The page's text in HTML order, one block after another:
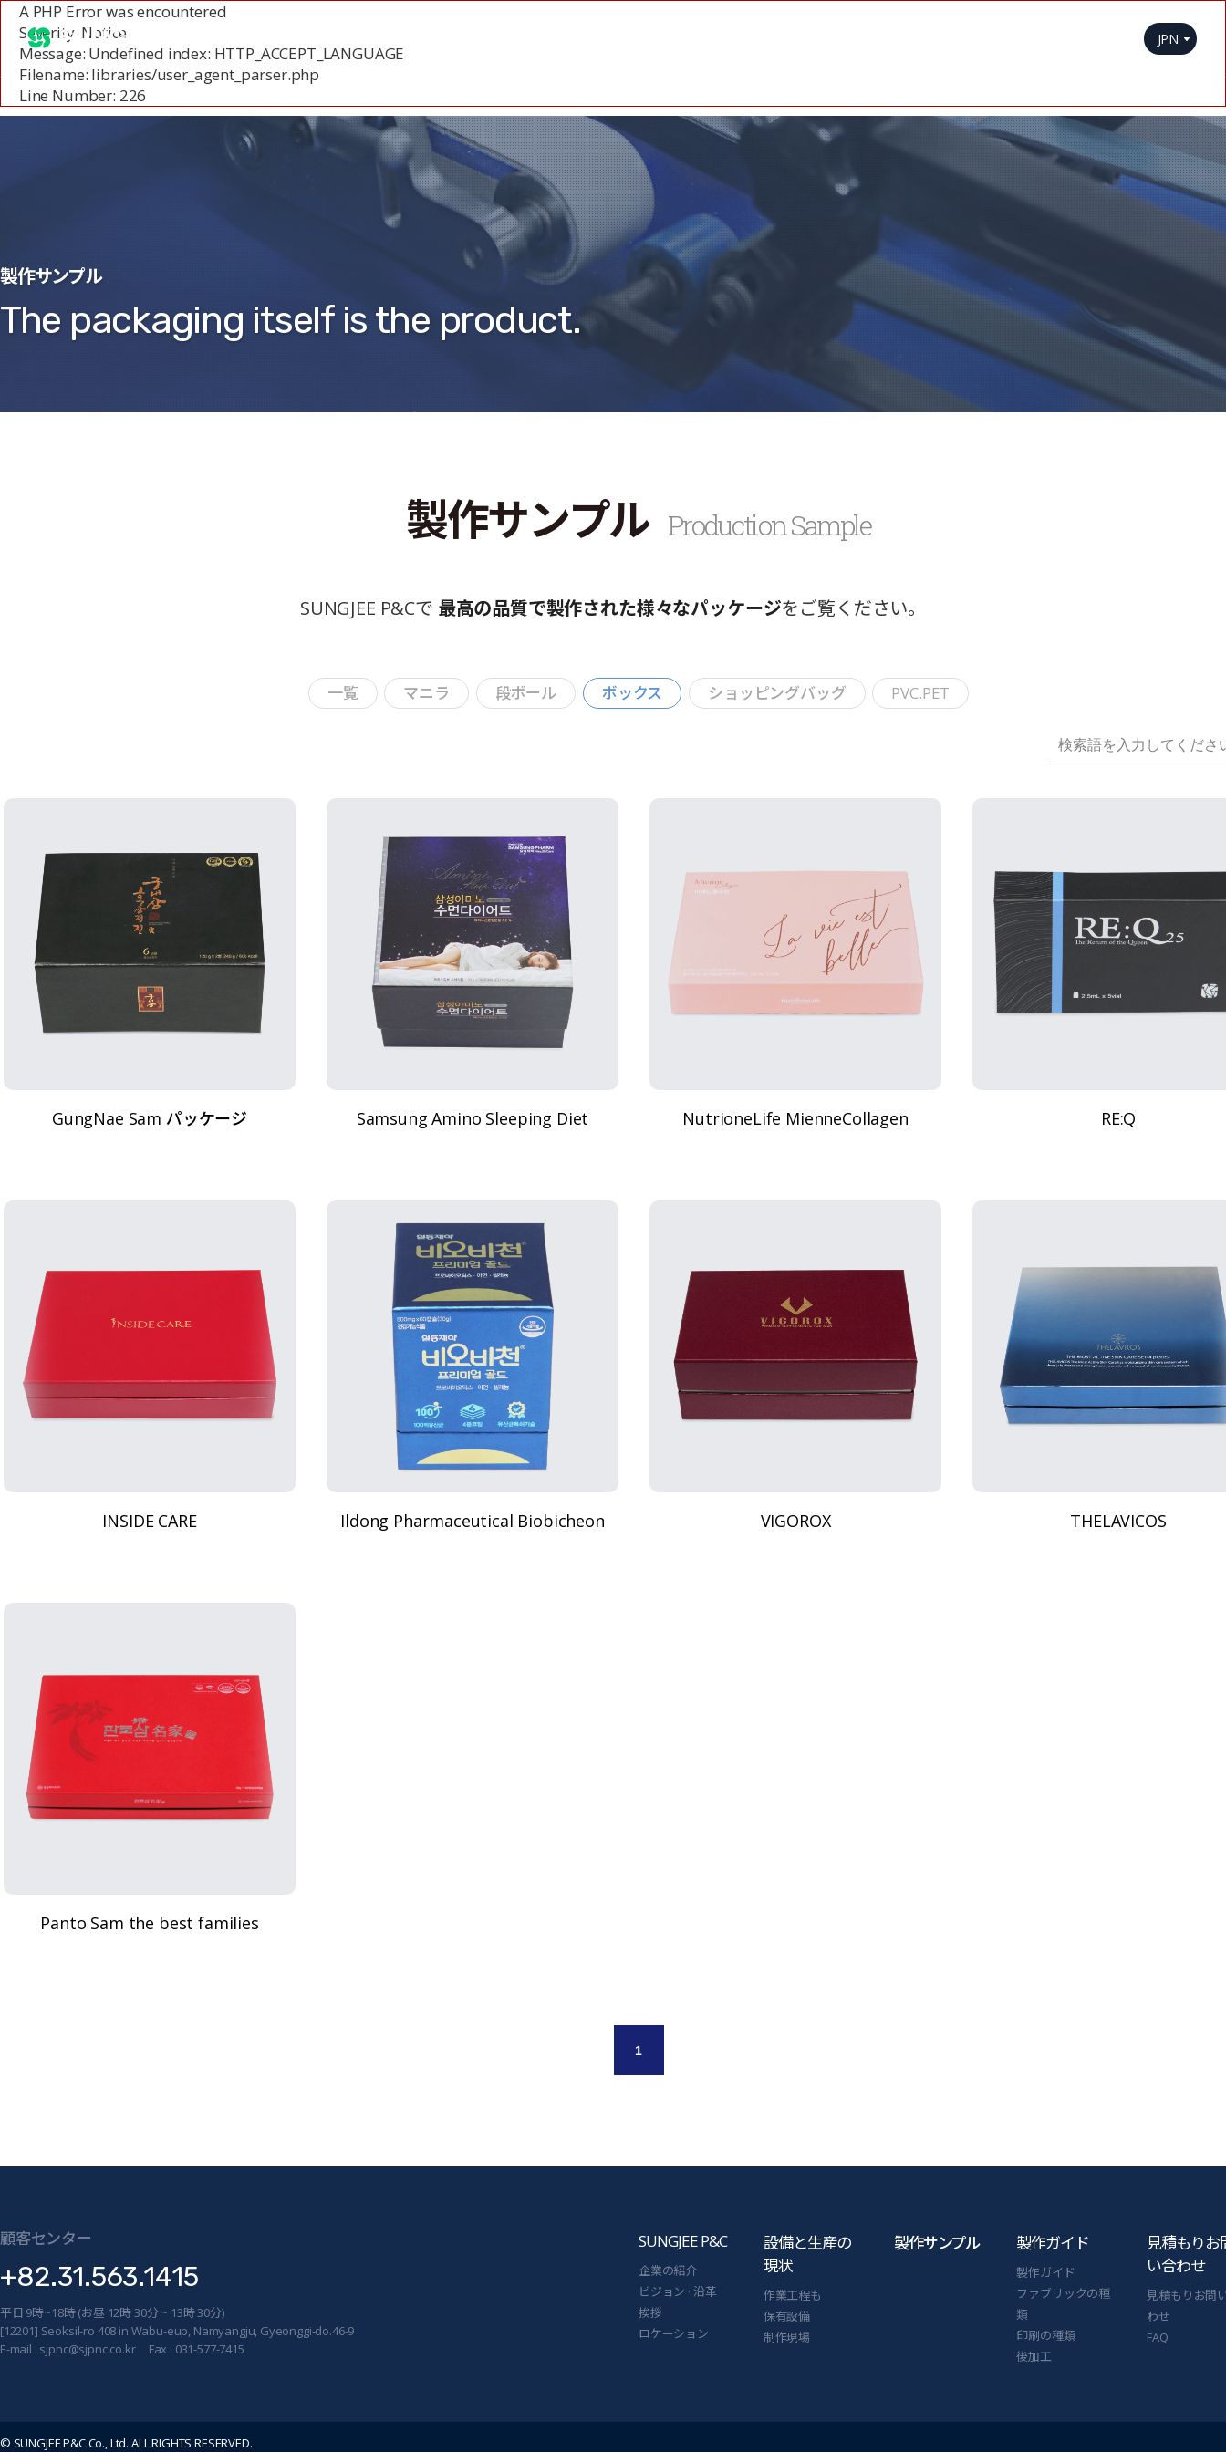
A PHP Error was encountered
Severity: Notice
Message: Undefined index: HTTP_ACCEPT_LANGUAGE
Filename: libraries/user_agent_parser.php
Line Number: 226
ウェブハード
JPN
製作サンプル
The packaging itself is the product.
製作サンプル Production Sample
SUNGJEE P&Cで 最高の品質で製作された様々なパッケージをご覧ください。
一覧 マニラ 段ボール ボックス ショッピングバッグ PVC.PET
GungNae Sam パッケージ Samsung Amino Sleeping Diet NutrioneLife MienneCollagen RE:Q
INSIDE CARE Ildong Pharmaceutical Biobicheon VIGOROX THELAVICOS
Panto Sam the best families
1
顧客センター
+82.31.563.1415
平日 9時~18時 (お昼 12時 30分 ~ 13時 30分)
[12201] Seoksil-ro 408 in Wabu-eup, Namyangju, Gyeonggi-do.46-9
E-mail : sjpnc@sjpnc.co.kr Fax : 031-577-7415
SUNGJEE P&C
企業の紹介
ビジョン · 沿革
挨拶
ロケーション
設備と生産の
現状
作業工程も
保有設備
制作現場
製作サンプル 製作ガイド
製作ガイド
ファブリックの種
類
印刷の種類
後加工
見積もりお
い合わせ
見積もりお問
わせ
FAQ
© SUNGJEE P&C Co., Ltd. ALL RIGHTS RESERVED.